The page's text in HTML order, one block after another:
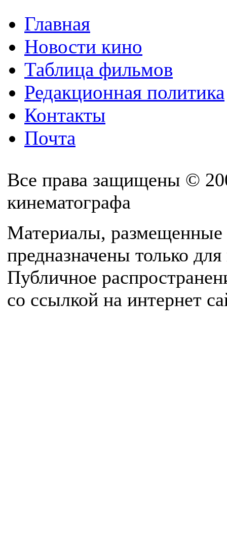
Главная
Новости кино
Таблица фильмов
Редакционная политика
Контакты
Почта
Все права защищены ©
кинематографа
Материалы, размещенные
предназначены только
Публичное
со ссылкой на интернет